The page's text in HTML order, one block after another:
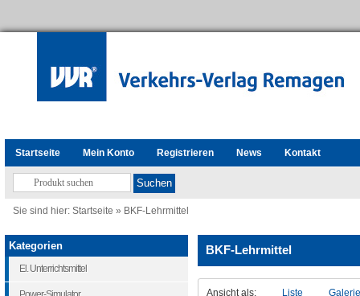
Startseite Mein Konto Registrieren News Kontakt
Sie sind hier: Startseite » BKF-Lehrmittel
BKF-Lehrmittel
Ansicht als: Liste Galerie
Kategorien
El. Unterrichtsmittel